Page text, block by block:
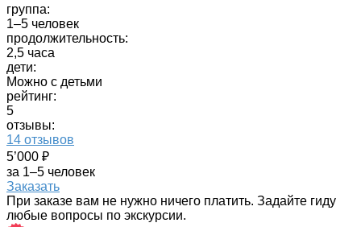
группа:
1–5 человек
продолжительность:
2,5 часа
дети:
Можно с детьми
рейтинг:
5
отзывы:
14 отзывов
5’000 ₽
за 1–5 человек
Заказать
При заказе вам не нужно ничего платить. Задайте гиду
любые вопросы по экскурсии.